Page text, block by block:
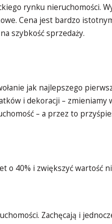
rynku nieruchomości.
Cena jest bardzo
szybkość sprzedaży.
jak najlepszego
i dekoracji – zmieniamy
– a przez to
o 40% i zwiększyć wartość
Zachęcają i